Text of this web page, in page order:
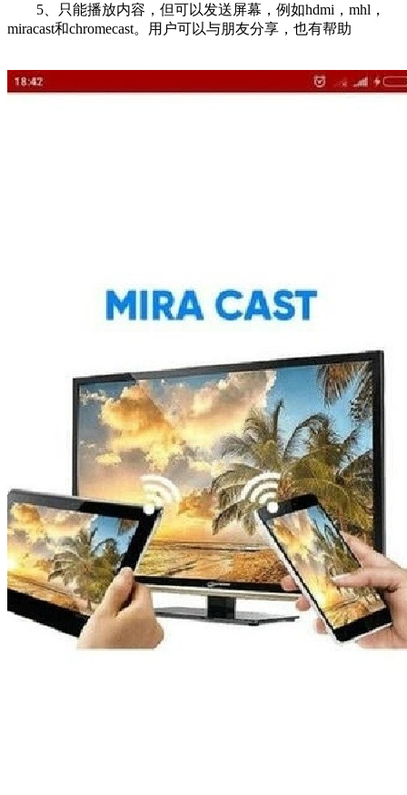
5、只能播放内容，但可以发送屏幕，例如hdmi，mhl，
miracast和chromecast。用户可以与朋友分享，也有帮助